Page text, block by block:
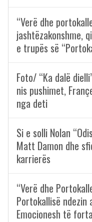
“Verë dhe
jashtëzakonshme,
e trupës së
Foto/ “Ka dalë
nis pushimet,
nga deti
Si e solli Nolan
Matt Damon dhe
karrierës
“Verë dhe
Portokallisë
Emocionesh të